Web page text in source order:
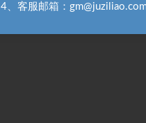
4、客服邮箱：